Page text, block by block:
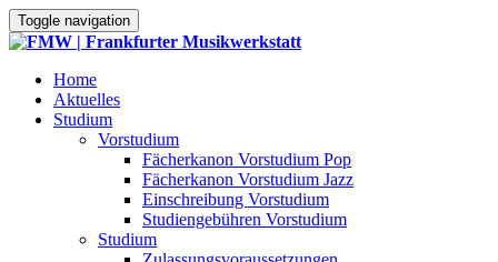
Toggle navigation
Home
Aktuelles
Studium
Vorstudium
Fächerkanon Vorstudium Pop
Fächerkanon Vorstudium Jazz
Einschreibung Vorstudium
Studiengebühren Vorstudium
Studium